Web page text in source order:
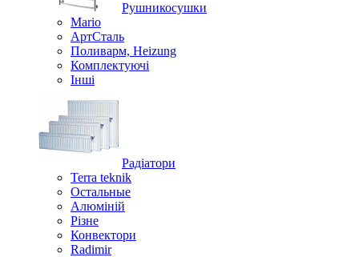
Рушникосушки
Mario
АртСталь
Поливарм, Heizung
Комплектуючі
Інші
Радіатори
Terra teknik
Остальные
Алюміній
Різне
Конвектори
Radimir